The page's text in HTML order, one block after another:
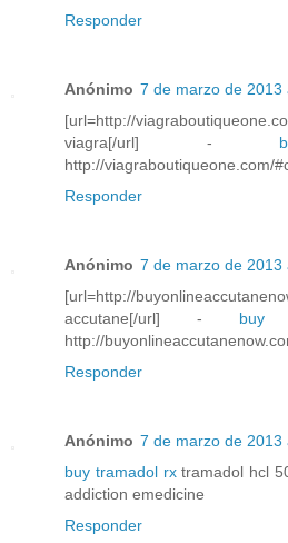
Responder
Anónimo 7 de marzo de 2013
[url=http://
viagra[/url] -
http://viagraboutiqueone.com/
Responder
Anónimo 7 de marzo de 2013
[url=http://
accutane[/url] - buy
http://
Responder
Anónimo 7 de marzo de 2013
buy tramadol rxtramadol hcl
addiction emedicine
Responder